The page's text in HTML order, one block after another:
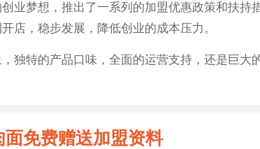
梦想，推出了一系列的加盟优惠政策和扶持
店，稳步发展，降低创业的成本压力。
特的产品口味，全面的运营支持，还是巨大
面免费赠送加盟资料